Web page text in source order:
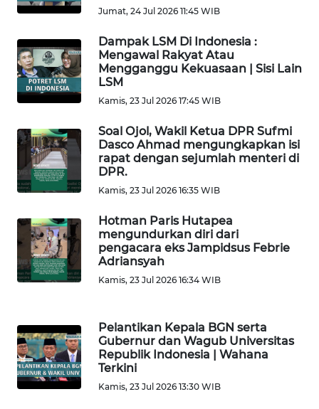
Jumat, 24 Jul 2026 11:45 WIB
Dampak LSM Di Indonesia :
Mengawal Rakyat Atau
Mengganggu Kekuasaan | Sisi Lain
LSM
Kamis, 23 Jul 2026 17:45 WIB
Soal Ojol, Wakil Ketua DPR Sufmi
Dasco Ahmad mengungkapkan isi
rapat dengan sejumlah menteri di
DPR.
Kamis, 23 Jul 2026 16:35 WIB
Hotman Paris Hutapea
mengundurkan diri dari
pengacara eks Jampidsus Febrie
Adriansyah
Kamis, 23 Jul 2026 16:34 WIB
Pelantikan Kepala BGN serta
Gubernur dan Wagub Universitas
Republik Indonesia | Wahana
Terkini
Kamis, 23 Jul 2026 13:30 WIB
WN
WN
DANAU
TOBA
WN
NIAS
WN
WN
TAPANULI
SELATAN
LESUNG
WN
KARO